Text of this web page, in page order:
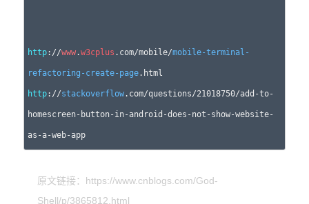
http://www.w3cplus .com/mobile/mobile-terminal-
refactoring-create-page
http://stackoverflow.com/questions/21018750/add-to-
homescreen-button-in-android-does-not-show-website-
as-a-web-app
原文链接：https://www.cnblogs.com/God-
Shell/p/3865812.html